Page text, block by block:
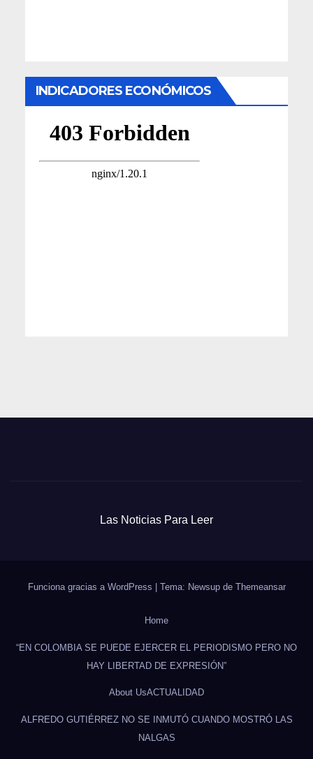
INDICADORES ECONÓMICOS
Las Noticias Para Leer
Funciona gracias a WordPress | Tema: Newsup de Themeansar
Home
“EN COLOMBIA SE PUEDE EJERCER EL PERIODISMO PERO NO
HAY LIBERTAD DE EXPRESIÓN”
About UsACTUALIDAD
ALFREDO GUTIÉRREZ NO SE INMUTÓ CUANDO MOSTRÓ LAS
NALGAS